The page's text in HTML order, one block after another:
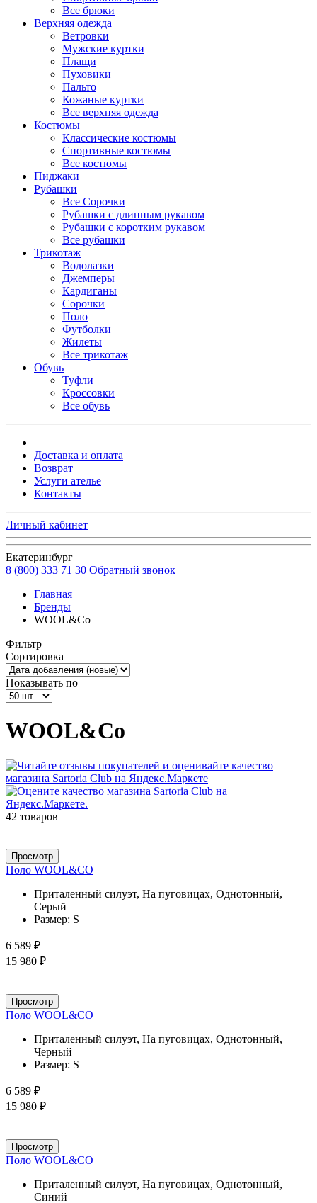
Все брюки
Верхняя одежда
Ветровки
Мужские куртки
Плащи
Пуховики
Пальто
Кожаные куртки
Все верхняя одежда
Костюмы
Классические костюмы
Спортивные костюмы
Все костюмы
Пиджаки
Рубашки
Все Сорочки
Рубашки с длинным рукавом
Рубашки с коротким рукавом
Все рубашки
Трикотаж
Водолазки
Джемперы
Кардиганы
Сорочки
Поло
Футболки
Жилеты
Все трикотаж
Обувь
Туфли
Кроссовки
Все обувь
Доставка и оплата
Возврат
Услуги ателье
Контакты
Личный кабинет
Екатеринбург
8 (800) 333 71 30 Обратный звонок
Главная
Бренды
WOOL&Co
Фильтр
Сортировка
Показывать по
WOOL&Co
42 товаров
Просмотр
Поло WOOL&CO
Приталенный силуэт, На пуговицах, Однотонный,
Серый
Размер: S
6 589 ₽
15 980 ₽
Просмотр
Поло WOOL&CO
Приталенный силуэт, На пуговицах, Однотонный,
Черный
Размер: S
6 589 ₽
15 980 ₽
Просмотр
Поло WOOL&CO
Приталенный силуэт, На пуговицах, Однотонный,
Синий